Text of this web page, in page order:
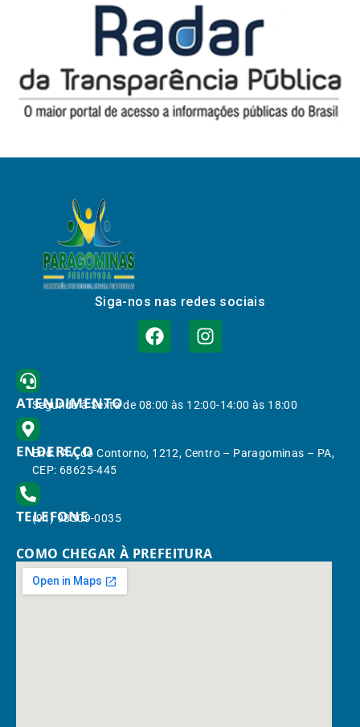
Siga-nos nas redes sociais
ATENDIMENTO
Segunda à Sexta de 08:00 às 12:00-14:00 às 18:00
ENDEREÇO
End.: Av. do Contorno, 1212, Centro – Paragominas – PA,
CEP: 68625-445
TELEFONE
(91) 98309-0035
COMO CHEGAR À PREFEITURA